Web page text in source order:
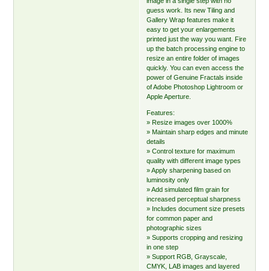
guess work. Its new Tiling and
Gallery Wrap features make it
easy to get your enlargements
printed just the way you want. Fire
up the batch processing engine to
resize an entire folder of images
quickly. You can even access the
power of Genuine Fractals inside
of Adobe Photoshop Lightroom or
Apple Aperture.
Features:
» Resize images over 1000%
» Maintain sharp edges and minute
details
» Control texture for maximum
quality with different image types
» Apply sharpening based on
luminosity only
» Add simulated film grain for
increased perceptual sharpness
» Includes document size presets
for common paper and
photographic sizes
» Supports cropping and resizing
in one step
» Support RGB, Grayscale,
CMYK, LAB images and layered